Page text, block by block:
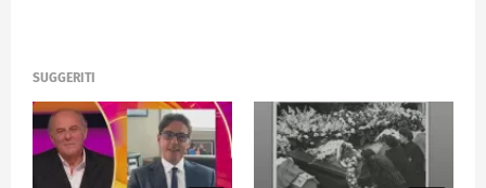
SUGGERITI